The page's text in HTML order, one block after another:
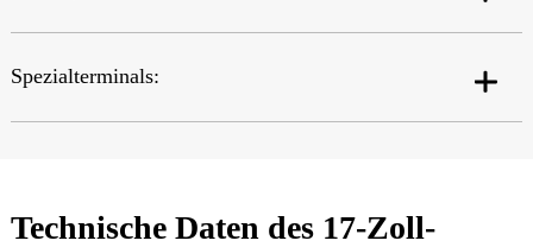
Spezialterminals:
Technische Daten des 17-Zoll-